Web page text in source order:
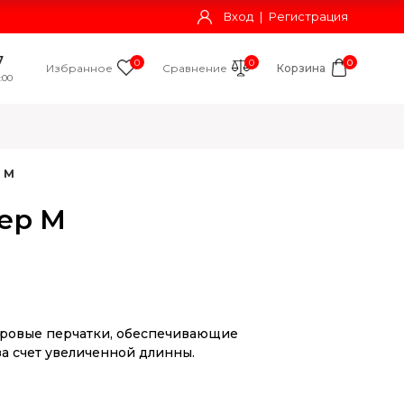
Вход | Регистрация
Избранное 0 Сравнение 0 Корзина 0
M
M
перчатки, обеспечивающие
счет увеличенной длинны.